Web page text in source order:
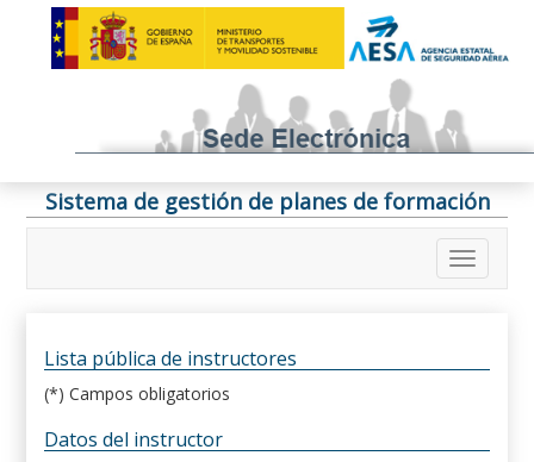
Sistema de gestión de planes de formación
Lista pública de instructores
(*) Campos obligatorios
Datos del instructor